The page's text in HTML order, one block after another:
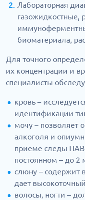
Лабораторная
газожидкостные,
биоматериала,
Для точного
их концентрации и
специалисты
кровь –
идентификации
мочу – позволяет
алкоголя и
приеме следы ПАВ
постоянном – до 2
слюну – содержит
дает
волосы, ногти –